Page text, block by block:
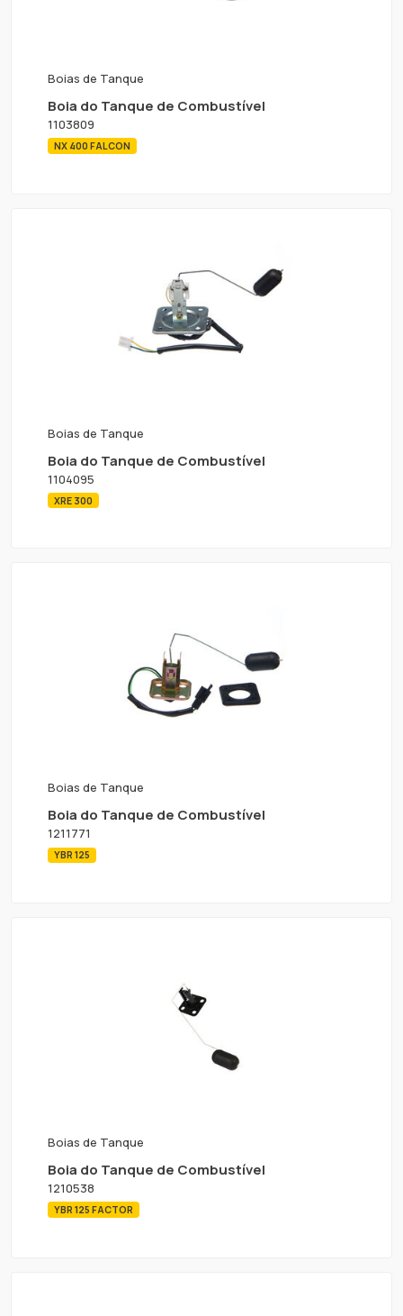
Boias de Tanque
Boia do Tanque de Combustível
1103809
NX 400 FALCON
Boias de Tanque
Boia do Tanque de Combustível
1104095
XRE 300
Boias de Tanque
Boia do Tanque de Combustível
1211771
YBR 125
Boias de Tanque
Boia do Tanque de Combustível
1210538
YBR 125 FACTOR